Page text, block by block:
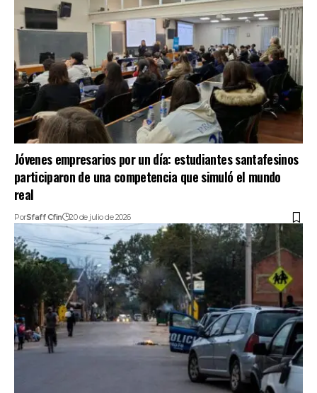
Jóvenes empresarios por un día: estudiantes santafesinos
participaron de una competencia que simuló el mundo
real
PorSfaff Cfin 20 de julio de 2026